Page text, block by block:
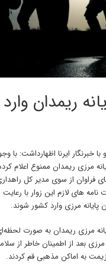
پایانه ریمدان
ایرنا اظهارداشت: با
مرزی ریمدان ممنوع اعلام
فراوان از سوی مدیر کل
های لازم این زوار با
مرزی وارد کشور شوند.
مرزی ریمدان به صورت
بعد از اطمینان خاطر از
به اماکن مذهبی قم کردند.